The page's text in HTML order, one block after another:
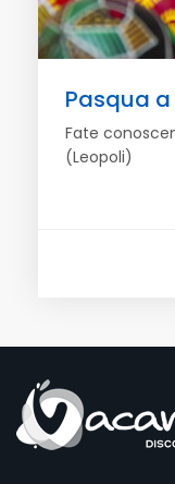
Pasqua
Fate
(Leopoli)